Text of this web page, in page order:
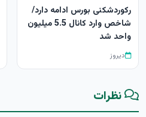
رکوردشکنی بورس ادامه دارد/
شاخص وارد کانال 5.5 میلیون
واحد شد
دیروز
نظرات